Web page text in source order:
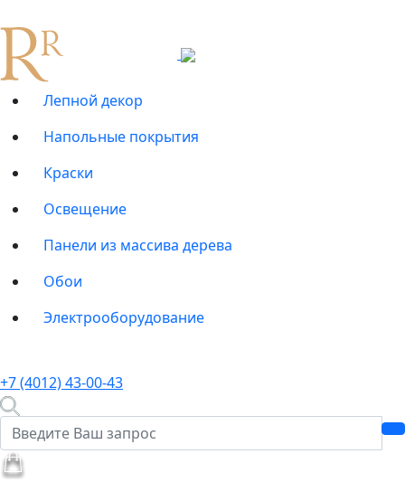
Лепной декор
Напольные покрытия
Краски
Освещение
Панели из массива дерева
Обои
Электрооборудование
+7 (4012) 43-00-43